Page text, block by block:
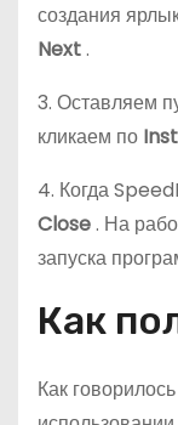
создания
Next.
3. Оставляем
кликаем по
4. Когда
Close. На
запуска
Как
Как